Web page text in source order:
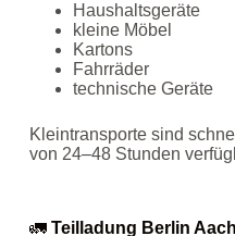
Haushaltsgeräte
kleine Möbel
Kartons
Fahrräder
technische Geräte
Kleintransporte sind
von 24–48 Stunden
🚛 Teilladung Berlin